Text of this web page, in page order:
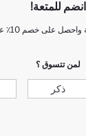
انضم للمتعة!
خصم 10٪ على تسوقك الأول!
لمن تتسوق ؟
ذكر